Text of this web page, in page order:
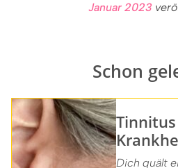
Januar 2023
Schon
Dich quält